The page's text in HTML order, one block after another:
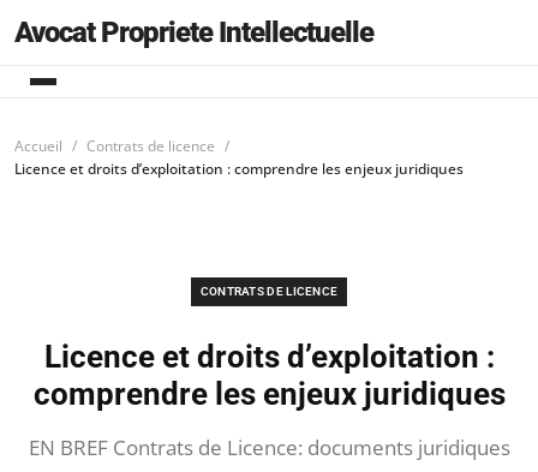
Avocat Propriete Intellectuelle
Accueil
Contrats de licence
Licence et droits d’exploitation : comprendre les enjeux juridiques
CONTRATS DE LICENCE
Licence et droits d’exploitation :
comprendre les enjeux juridiques
EN BREF Contrats de Licence: documents juridiques